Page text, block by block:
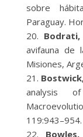
sobre
Paraguay.
avifauna de
Misiones,
analysis
119:943–954.